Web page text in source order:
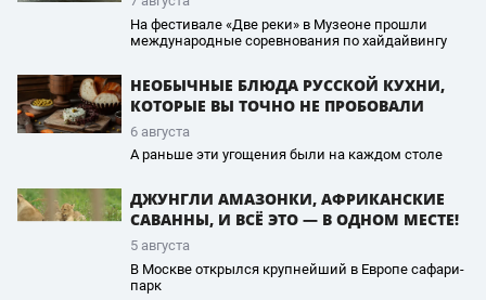
На фестивале «Две реки» в Музеоне прошли
международные соревнования по хайдайвингу
НЕОБЫЧНЫЕ БЛЮДА РУССКОЙ КУХНИ,
КОТОРЫЕ ВЫ ТОЧНО НЕ ПРОБОВАЛИ
6 августа
А раньше эти угощения были на каждом столе
ДЖУНГЛИ АМАЗОНКИ, АФРИКАНСКИЕ
САВАННЫ, И ВСЁ ЭТО — В ОДНОМ МЕСТЕ!
5 августа
В Москве открылся крупнейший в Европе сафари-
парк